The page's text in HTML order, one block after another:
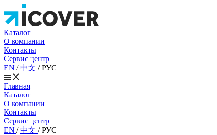
Каталог
О компании
Контакты
Сервис центр
EN /中文 /РУС
Главная
Каталог
О компании
Контакты
Сервис центр
EN /中文 /РУС